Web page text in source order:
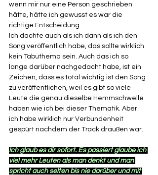
wenn mir nur eine Person geschrieben
hätte, hätte ich gewusst es war die
richtige Entscheidung.
Ich dachte auch als ich dann als ich den
Song veröffentlich habe, das sollte wirklich
kein Tabuthema sein. Auch das ich so
lange darüber nachgedacht habe, ist ein
Zeichen, dass es total wichtig ist den Song
zu veröffentlichen, weil es gibt so viele
Leute die genau dieselbe Hemmschwelle
haben wie ich bei dieser Thematik. Aber
ich habe wirklich nur Verbundenheit
gespürt nachdem der Track draußen war.
Ich glaub es dir sofort. Es passiert glaube ich
viel mehr Leuten als man denkt und man
spricht auch selten bis nie darüber und mit